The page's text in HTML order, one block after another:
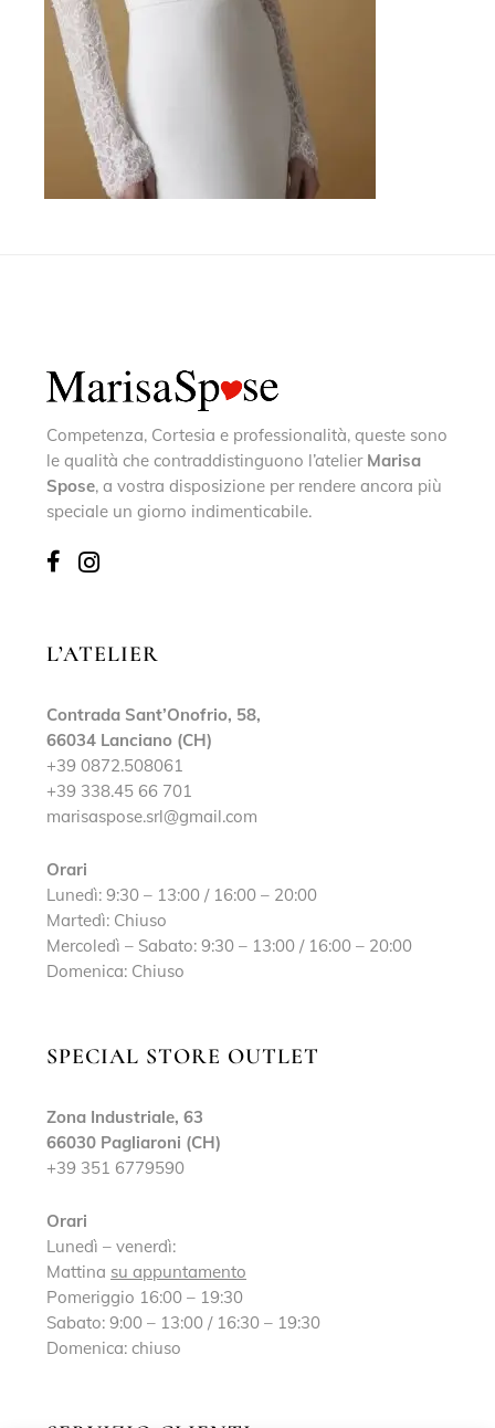
Competenza, Cortesia e professionalità, queste sono
le qualità che contraddistinguono l’atelier Marisa
Spose, a vostra disposizione per rendere ancora più
speciale un giorno indimenticabile.
L’ATELIER
Contrada Sant’Onofrio, 58,
66034 Lanciano (CH)
+39 0872.508061
+39 338.45 66 701
marisaspose.srl@gmail.com
Orari
Lunedì: 9:30 – 13:00 / 16:00 – 20:00
Martedì: Chiuso
Mercoledì – Sabato: 9:30 – 13:00 / 16:00 – 20:00
Domenica: Chiuso
SPECIAL STORE OUTLET
Zona Industriale, 63
66030 Pagliaroni (CH)
+39 351 6779590
Orari
Lunedì – venerdì:
Mattina su appuntamento
Pomeriggio 16:00 – 19:30
Sabato: 9:00 – 13:00 / 16:30 – 19:30
Domenica: chiuso